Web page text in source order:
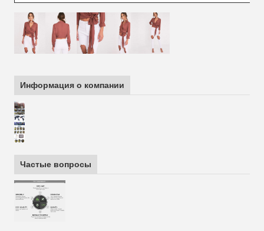
Информация о компании
Частые вопросы